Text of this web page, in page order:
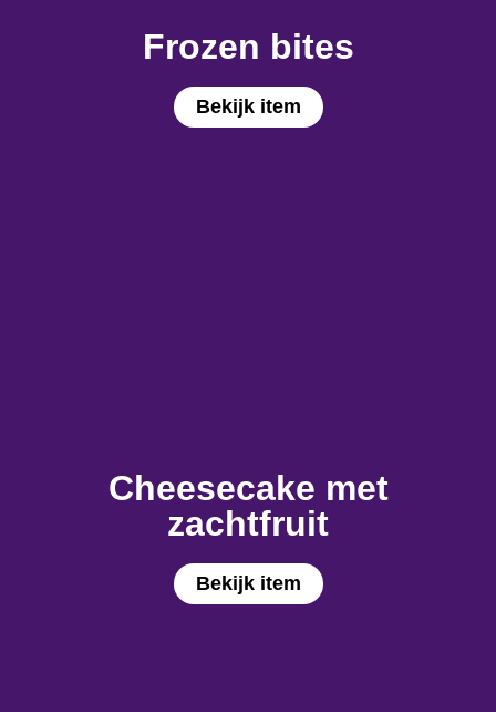
Bekijk item
Frozen bites
Bekijk item
Cheesecake met
zachtfruit